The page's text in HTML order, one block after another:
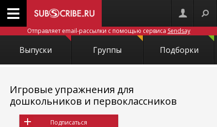
Отправляет email-рассылки с помощью сервиса Sendsay
Выпуски Группы Подборки
Игровые упражнения для
дошкольников и первоклассников
Подписаться